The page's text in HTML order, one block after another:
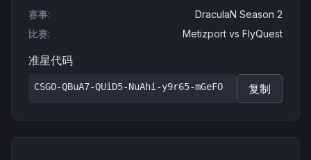
赛事:
DraculaN Season 2
比赛: Metizport vs FlyQuest
准星代码
CSGO-QBuA7-QUiD5-NuAhi-y9r65-mGeFO 复制